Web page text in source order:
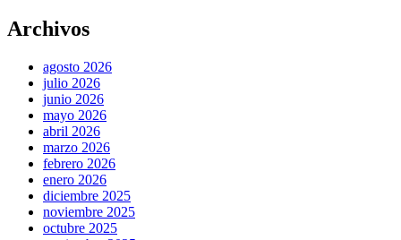
Archivos
agosto 2026
julio 2026
junio 2026
mayo 2026
abril 2026
marzo 2026
febrero 2026
enero 2026
diciembre 2025
noviembre 2025
octubre 2025